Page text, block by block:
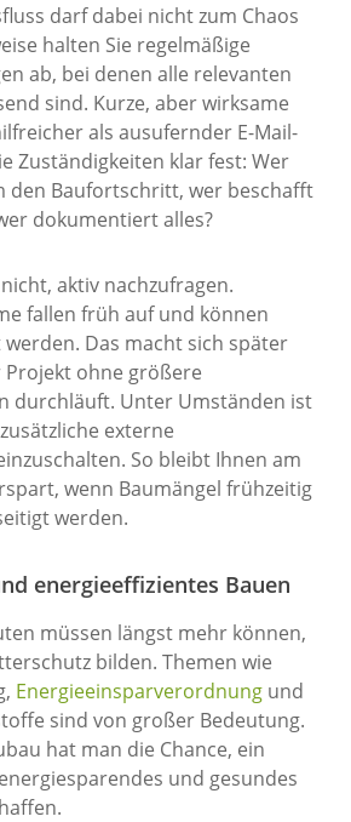
darf dabei nicht zum Chaos
halten Sie regelmäßige
ab, bei denen alle relevanten
sind. Kurze, aber wirksame
als ausufernder E-Mail-
Zuständigkeiten klar fest: Wer
den Baufortschritt, wer beschafft
dokumentiert alles?
aktiv nachzufragen.
fallen früh auf und können
Das macht sich später
Projekt ohne größere
durchläuft. Unter Umständen ist
externe
So bleibt Ihnen am
wenn Baumängel frühzeitig
werden.
energieeffizientes Bauen
müssen längst mehr können,
bilden. Themen wie
Energieeinsparverordnung und
sind von großer Bedeutung.
hat man die Chance, ein
und gesundes